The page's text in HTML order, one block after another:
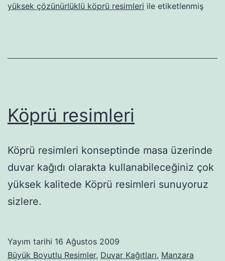
yüksek çözünürlüklü köprü resimleri ile etiketlenmiş
Köprü resimleri
Köprü resimleri konseptinde masa üzerinde
duvar kağıdı olarakta kullanabileceğiniz çok
yüksek kalitede Köprü resimleri sunuyoruz
sizlere.
Yayım tarihi 16 Ağustos 2009
Büyük Boyutlu Resimler, Duvar Kağıtları, Manzara